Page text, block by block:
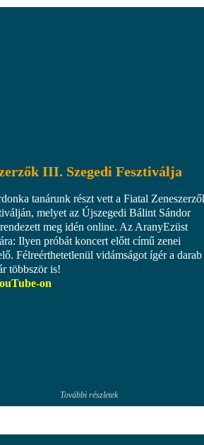
III. Szegedi Fesztiválja
tanárunk részt vett a Fiatal
melyet az Újszegedi Bálint Sándor
meg idén online. Az AranyEzüst
Ilyen próbát koncert előtt című zenei
Félreérthetetlenül vidámságot ígér a darab
többször is!
on
További részletek